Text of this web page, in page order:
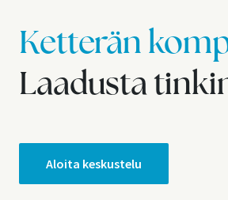
Ketterän
Laadusta
Aloita keskustelu